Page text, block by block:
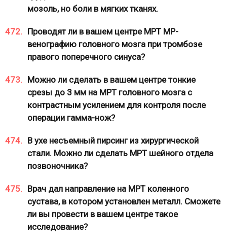
мозоль, но боли в мягких тканях.
472. Проводят ли в вашем центре МРТ МР-
венографию головного мозга при тромбозе
правого поперечного синуса?
473.
Можно ли сделать в вашем центре тонкие
срезы до 3 мм на МРТ головного мозга с
контрастным усилением для контроля после
операции гамма-нож?
474. В ухе несъемный пирсинг из хирургической
стали. Можно ли сделать МРТ шейного отдела
позвоночника?
475. Врач дал направление на МРТ коленного
сустава, в котором установлен металл. Сможете
ли вы провести в вашем центре такое
исследование?